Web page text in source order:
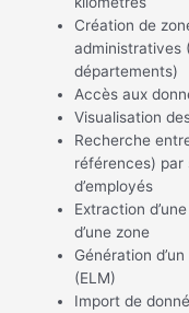
Création de
administratives
départements)
Accès aux
Visualisation
Recherche
références) par
d’employés
Extraction
d’une zone
Génération
(ELM)
Import de